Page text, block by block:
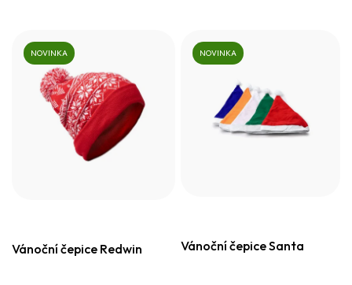
NOVINKA
Vánoční čepice Redwin
NOVINKA
Vánoční čepice Santa